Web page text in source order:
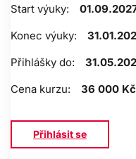
Start výuky:
Konec výuky:
Přihlášky do:
Cena kurzu:
36 000 Kč
Přihlásit se